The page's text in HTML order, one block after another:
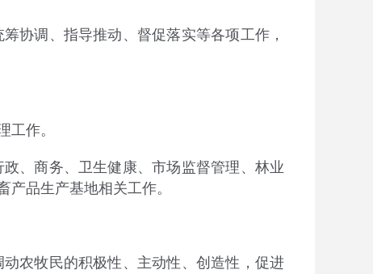
调、指导推动、督促落实等各项工作，
作。
、商务、卫生健康、市场监督管理、林业
品生产基地相关工作。
农牧民的积极性、主动性、创造性，促进